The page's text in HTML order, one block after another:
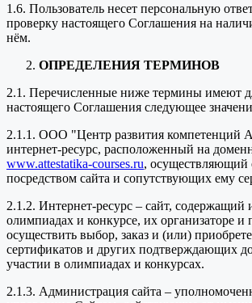
1.6. Пользователь несет персональную
проверку настоящего Соглашения на
нём.
ОПРЕДЕЛЕНИЯ ТЕРМИНОВ
2.1. Перечисленные ниже термины имеют
настоящего Соглашения следующее
2.1.1. ООО "Центр развития компетенций
интернет-ресурс, расположенный на
www.attestatika-courses.ru, осуществляющий
посредством сайта и сопутствующих ему
2.1.2. Интернет-ресурс – сайт,
олимпиадах и конкурсе, их организаторе
осуществить выбор, заказ и (или)
сертификатов и других подтверждающих
участии в олимпиадах и конкурсах.
2.1.3. Администрация сайта –